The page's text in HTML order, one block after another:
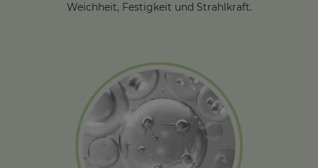
Weichheit, Festigkeit und Strahlkraft.